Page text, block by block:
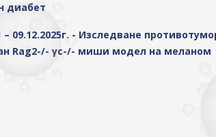
диабет
– 09.12.2025г. - Изследване
Rag2-/- γc-/- миши модел на меланом